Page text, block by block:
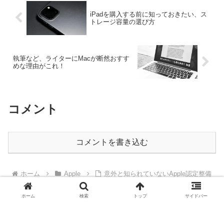
iPadを購入する前に知っておきたい、ス
トレージ容量の選び方
執筆など、ライターにMacが断然おすす
めな理由がこれ！
コメント
コメントを書き込む
ホーム Apple
意外と知られていないApple認定整備
済製品がお得な理由！
ホーム 検索 トップ サイドバー